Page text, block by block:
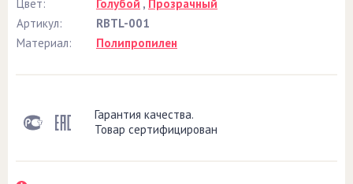
Цвет:
Голубой , Прозрачный
Артикул:
RBTL-001
Материал:
Полипропилен
Гарантия качества.
Товар сертифицирован